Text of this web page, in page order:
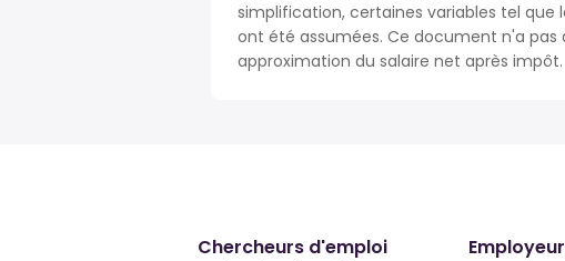
simplification, certaines variables tel
ont été assumées. Ce document n'a
approximation du salaire net après impôt.
Chercheurs d'emploi